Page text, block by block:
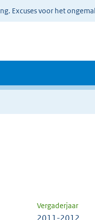
Excuses voor het
Vergaderjaar